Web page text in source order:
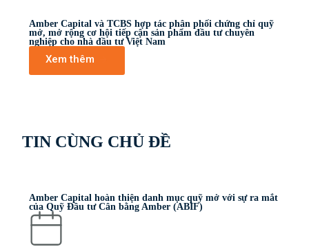
Amber Capital và TCBS hợp tác phân phối chứng chỉ quỹ
mở, mở rộng cơ hội tiếp cận sản phẩm đầu tư chuyên
nghiệp cho nhà đầu tư Việt Nam
Xem thêm
TIN CÙNG CHỦ ĐỀ
Amber Capital hoàn thiện danh mục quỹ mở với sự ra mắt
của Quỹ Đầu tư Cân bằng Amber (ABIF)